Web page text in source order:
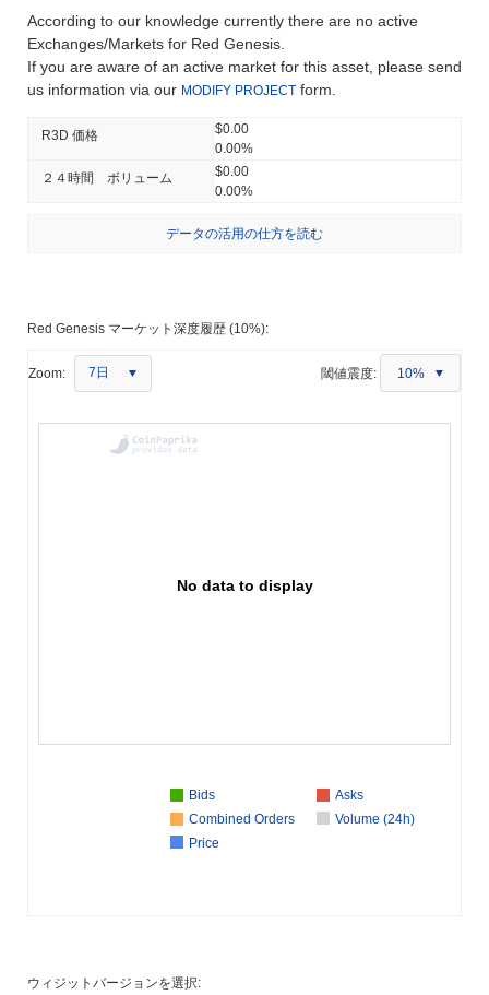
According to our knowledge currently there are no active
Exchanges/Markets for Red Genesis.
If you are aware of an active market for this asset, please send
us information via our MODIFY PROJECT form.
R3D 価格
$0.00
0.00%
２４時間 ボリューム
$0.00
0.00%
データの活用の仕方を読む
Red Genesis マーケット深度履歴 (10%):
Zoom: 7日 閾値震度: 10%
No data to display
Bids
Asks
Combined Orders
Volume (24h)
Price
ウィジットバージョンを選択: